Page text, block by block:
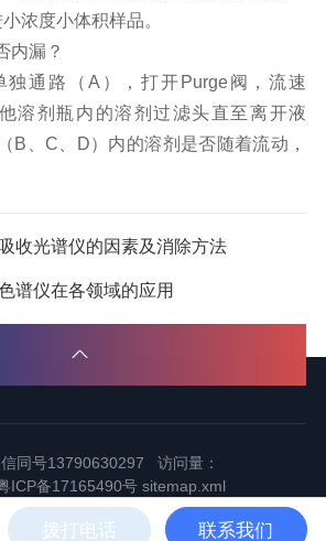
浓度小体积样品。
内漏？
独通路（ A ），打开 Purge阀，流速
溶剂瓶内的溶剂过滤头直至离开液
B C D）内的溶剂是否随着流动，
收光谱仪的因素及消除方法
谱仪在各领域的应用
同号13790630297 访问量：
ICP备17165490号 sitemap.xml
标实验器材科技有限公司版权所有
拨打电话 联系我们